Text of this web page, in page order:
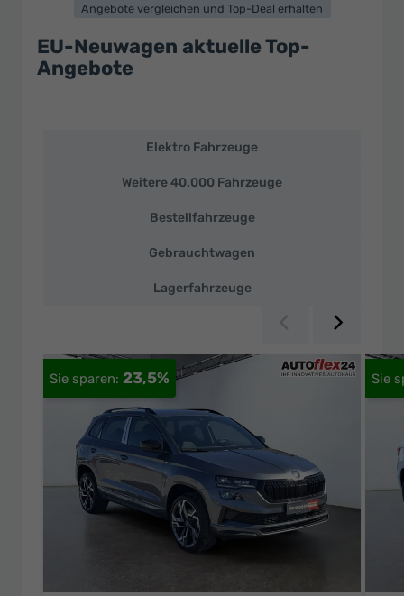
Angebote vergleichen und Top-Deal erhalten
EU-Neuwagen aktuelle Top-
Angebote
Neuwagen
Elektro Fahrzeuge
Weitere 40.000 Fahrzeuge
Bestellfahrzeuge
Gebrauchtwagen
Lagerfahrzeuge
Zurück
23,5%